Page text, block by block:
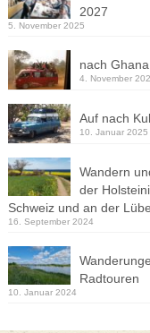
2027
5. November 2025
nach Ghana
4. November
Auf nach
10. Januar 2025
Wandern
der
Schweiz und an der
16. September 2024
Radtouren
10. Januar 2024